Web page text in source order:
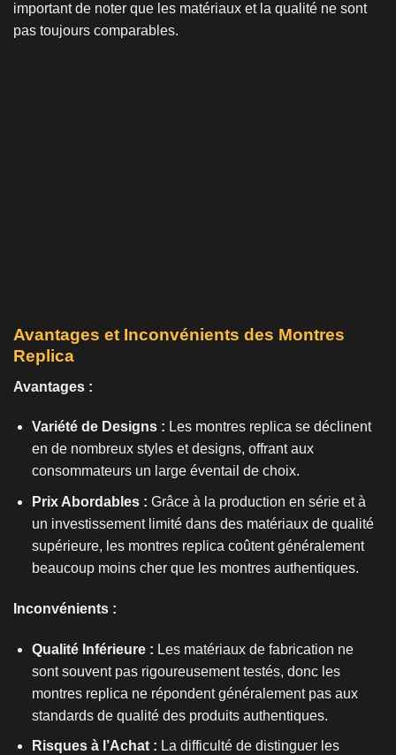
important de noter que les matériaux et la qualité ne sont
pas toujours comparables.
Avantages et Inconvénients des Montres
Replica
Avantages :
Variété de Designs : Les montres replica se déclinent
en de nombreux styles et designs, offrant aux
consommateurs un large éventail de choix.
Prix Abordables : Grâce à la production en série et à
un investissement limité dans des matériaux de qualité
supérieure, les montres replica coûtent généralement
beaucoup moins cher que les montres authentiques.
Inconvénients :
Qualité Inférieure : Les matériaux de fabrication ne
sont souvent pas rigoureusement testés, donc les
montres replica ne répondent généralement pas aux
standards de qualité des produits authentiques.
Risques à l’Achat : La difficulté de distinguer les